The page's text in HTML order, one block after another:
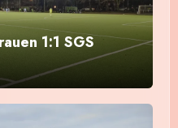
1:1 SGS